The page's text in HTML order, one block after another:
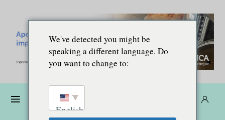
We've detected you might be
speaking a different language. Do
you want to change to:
English